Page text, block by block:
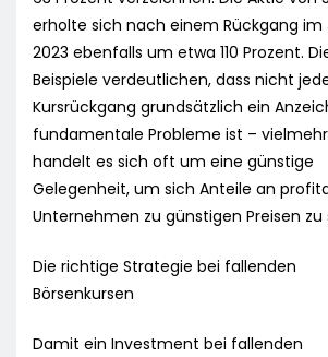
erholte sich nach einem Rückgang im
2023 ebenfalls um etwa 110 Prozent.
Beispiele verdeutlichen, dass nicht
Kursrückgang grundsätzlich ein
fundamentale Probleme ist – vielmehr
handelt es sich oft um eine günstige
Gelegenheit, um sich Anteile an
Unternehmen zu günstigen Preisen zu
Die richtige Strategie bei fallenden
Börsenkursen
Damit ein Investment bei fallenden